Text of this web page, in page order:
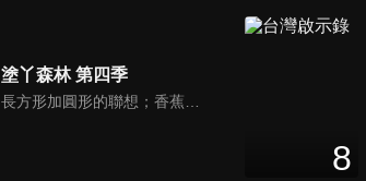
塗丫森林 第四季
長方形加圓形的聯想；香蕉哥哥教爬丫爬的動態遊戲畫；彩色小子表演褐色聯想。
8